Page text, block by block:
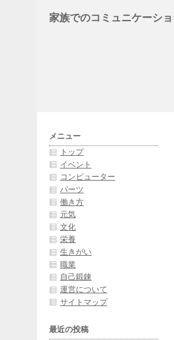
家族でのコミュニケーシ
メニュー
トップ
イベント
コンピューター
パーツ
働き方
元気
文化
栄養
生きがい
職業
自己鍛錬
運営について
サイトマップ
最近の投稿